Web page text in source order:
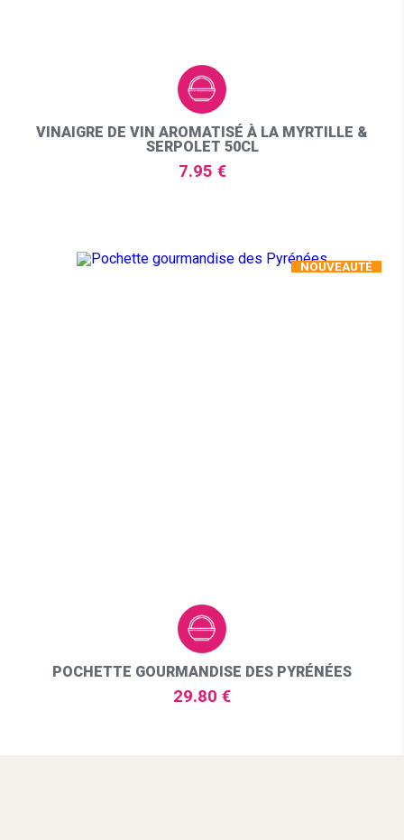
VINAIGRE DE VIN AROMATISÉ À LA MYRTILLE &
SERPOLET 50CL
7.95 €
NOUVEAUTÉ
POCHETTE GOURMANDISE DES PYRÉNÉES
29.80 €